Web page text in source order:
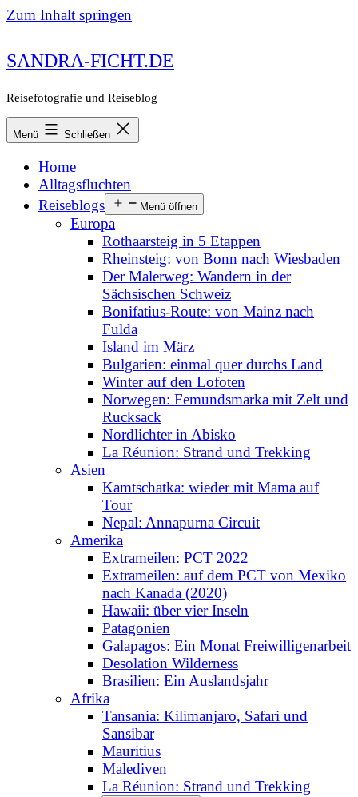
Zum Inhalt springen
SANDRA-FICHT.DE
Reisefotografie und Reiseblog
Menü Schließen
Home
Alltagsfluchten
Reiseblogs
Menü öffnen
Europa
Rothaarsteig in 5 Etappen
Rheinsteig: von Bonn nach Wiesbaden
Der Malerweg: Wandern in der
Sächsischen Schweiz
Bonifatius-Route: von Mainz nach
Fulda
Island im März
Bulgarien: einmal quer durchs Land
Winter auf den Lofoten
Norwegen: Femundsmarka mit Zelt und
Rucksack
Nordlichter in Abisko
La Réunion: Strand und Trekking
Asien
Kamtschatka: wieder mit Mama auf
Tour
Nepal: Annapurna Circuit
Amerika
Extrameilen: PCT 2022
Extrameilen: auf dem PCT von Mexiko
nach Kanada (2020)
Hawaii: über vier Inseln
Patagonien
Galapagos: Ein Monat Freiwilligenarbeit
Desolation Wilderness
Brasilien: Ein Auslandsjahr
Afrika
Tansania: Kilimanjaro, Safari und
Sansibar
Mauritius
Malediven
La Réunion: Strand und Trekking